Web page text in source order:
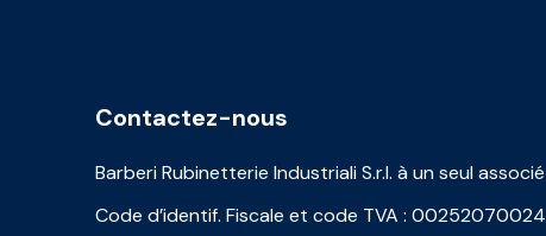
Contactez-nous
Barberi Rubinetterie Industriali S.r.l. à un seul associé
Code d’identif. Fiscale et code TVA : 00252070024